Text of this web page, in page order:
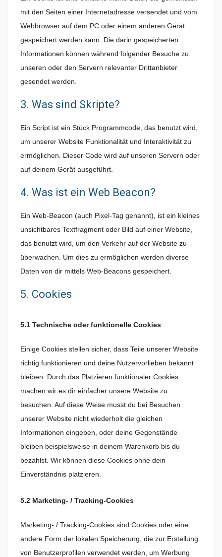
mit den Seiten einer Internetadresse versendet und vom
Webbrowser auf dem PC oder einem anderen Gerät
gespeichert werden kann. Die darin gespeicherten
Informationen können während folgender Besuche zu
unseren oder den Servern relevanter Drittanbieter
gesendet werden.
3. Was sind Skripte?
Ein Script ist ein Stück Programmcode, das benutzt wird,
um unserer Website Funktionalität und Interaktivität zu
ermöglichen. Dieser Code wird auf unseren Servern oder
auf deinem Gerät ausgeführt.
4. Was ist ein Web Beacon?
Ein Web-Beacon (auch Pixel-Tag genannt), ist ein kleines
unsichtbares Textfragment oder Bild auf einer Website,
das benutzt wird, um den Verkehr auf der Website zu
überwachen. Um dies zu ermöglichen werden diverse
Daten von dir mittels Web-Beacons gespeichert.
5. Cookies
5.1 Technische oder funktionelle Cookies
Einige Cookies stellen sicher, dass Teile unserer Website
richtig funktionieren und deine Nutzervorlieben bekannt
bleiben. Durch das Platzieren funktionaler Cookies
machen wir es dir einfacher unsere Website zu
besuchen. Auf diese Weise musst du bei Besuchen
unserer Website nicht wiederholt die gleichen
Informationen eingeben, oder deine Gegenstände
bleiben beispielsweise in deinem Warenkorb bis du
bezahlst. Wir können diese Cookies ohne dein
Einverständnis platzieren.
5.2 Marketing- / Tracking-Cookies
Marketing- / Tracking-Cookies sind Cookies oder eine
andere Form der lokalen Speicherung, die zur Erstellung
von Benutzerprofilen verwendet werden, um Werbung